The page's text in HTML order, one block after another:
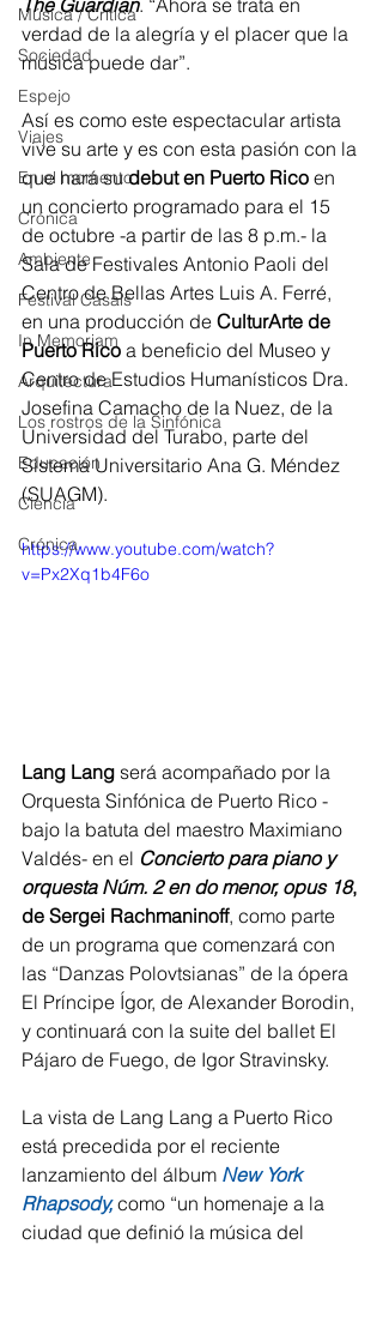
Música / Crítica
Sociedad
Espejo
Viajes
En el momento
Crónica
Ambiente
Festival Casals
In Memoriam
Arquitectura
Los rostros de la Sinfónica
Educación
Ciencia
Crónica
The Guardian. “Ahora se trata en
verdad de la alegría y el placer que la
música puede dar”.
Así es como este espectacular artista
vive su arte y es con esta pasión con la
que hará su debut en Puerto Rico en
un concierto programado para el 15
de octubre -a partir de las 8 p.m.- la
Sala de Festivales Antonio Paoli del
Centro de Bellas Artes Luis A. Ferré,
en una producción de CulturArte de
Puerto Rico a beneficio del Museo y
Centro de Estudios Humanísticos Dra.
Josefina Camacho de la Nuez, de la
Universidad del Turabo, parte del
Sistema Universitario Ana G. Méndez
(SUAGM).
https://www.youtube.com/watch?
v=Px2Xq1b4F6o
Lang Lang será acompañado por la
Orquesta Sinfónica de Puerto Rico -
bajo la batuta del maestro Maximiano
Valdés- en el Concierto para piano y
orquesta Núm. 2 en do menor, opus 18,
de Sergei Rachmaninoff, como parte
de un programa que comenzará con
las “Danzas Polovtsianas” de la ópera
El Príncipe Ígor, de Alexander Borodin,
y continuará con la suite del ballet El
Pájaro de Fuego, de Igor Stravinsky.
La vista de Lang Lang a Puerto Rico
está precedida por el reciente
lanzamiento del álbum New York
Rhapsody, como “un homenaje a la
ciudad que definió la música del